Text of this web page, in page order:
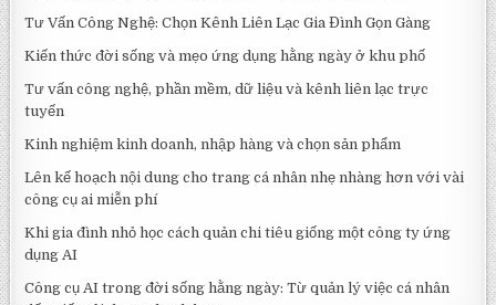
Tư Vấn Công Nghệ: Chọn Kênh Liên Lạc Gia Đình Gọn Gàng
Kiến thức đời sống và mẹo ứng dụng hằng ngày ở khu phố
Tư vấn công nghệ, phần mềm, dữ liệu và kênh liên lạc trực
tuyến
Kinh nghiệm kinh doanh, nhập hàng và chọn sản phẩm
Lên kế hoạch nội dung cho trang cá nhân nhẹ nhàng hơn với vài
công cụ ai miễn phí
Khi gia đình nhỏ học cách quản chi tiêu giống một công ty ứng
dụng AI
Công cụ AI trong đời sống hằng ngày: Từ quản lý việc cá nhân